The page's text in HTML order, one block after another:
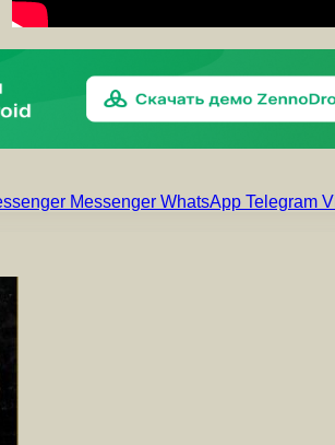
Messenger WhatsApp Telegram